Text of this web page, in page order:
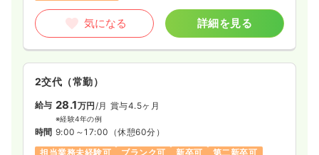
気になる 詳細を見る
2交代（常勤）
給与 28.1万円 /月 賞与4.5ヶ月
※経験4年の例
時間 9:00～17:00 （休憩60分）
担当業務未経験可
ブランク可 新卒可
第二新卒可